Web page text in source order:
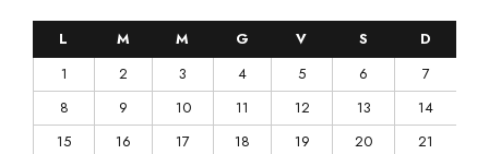
L M M G V S
D
1
2 3 4 5 6
7
8
9 10 11 12 13
14
15
16 17 18 19 20
21